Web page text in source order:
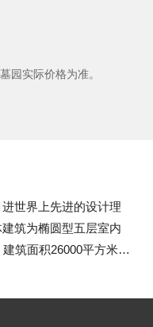
园实际价格为准。
世界上先进的设计理
筑为椭圆型五层室内
筑面积26000平方米，
彰，体现了环境布局精